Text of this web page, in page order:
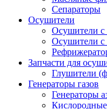
Сепараторы
Осушители
Осушители с
Осушители с
Запчасти для
Глушители
Генераторы газов
Генераторы